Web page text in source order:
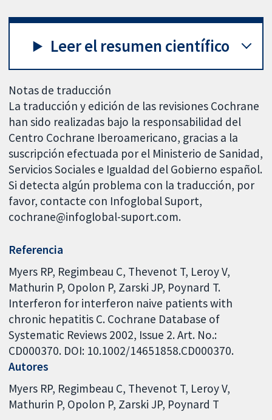
Leer el resumen científico
Notas de traducción
La traducción y edición de las revisiones Cochrane
han sido realizadas bajo la responsabilidad del
Centro Cochrane Iberoamericano, gracias a la
suscripción efectuada por el Ministerio de Sanidad,
Servicios Sociales e Igualdad del Gobierno español.
Si detecta algún problema con la traducción, por
favor, contacte con Infoglobal Suport,
cochrane@infoglobal-suport.com.
Referencia
Myers RP, Regimbeau C, Thevenot T, Leroy V,
Mathurin P, Opolon P, Zarski JP, Poynard T.
Interferon for interferon naive patients with
chronic hepatitis C. Cochrane Database of
Systematic Reviews 2002, Issue 2. Art. No.:
CD000370. DOI: 10.1002/14651858.CD000370.
Autores
Myers RP Regimbeau C Thevenot T Leroy V
Mathurin P Opolon P Zarski JP Poynard T